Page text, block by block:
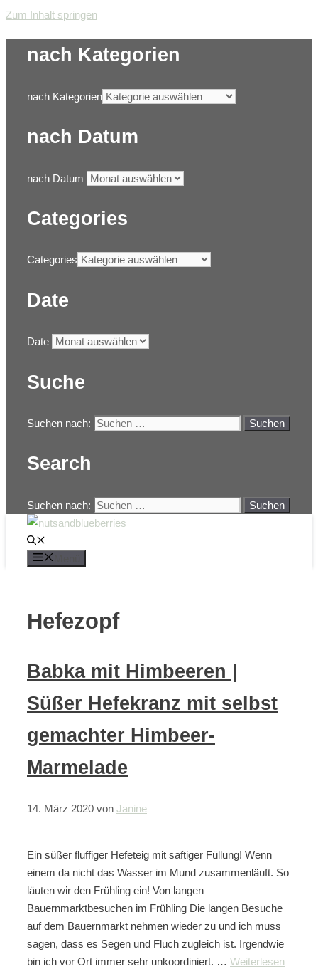
Zum Inhalt springen
nach Kategorien
nach Kategorien
nach Datum
nach Datum
Categories
Categories
Date
Date
Suche
Suchen nach:
Search
Suchen nach:
Hefezopf
Babka mit Himbeeren |
Süßer Hefekranz mit selbst
gemachter Himbeer-
Marmelade
14. März 2020 von Janine
Ein süßer fluffiger Hefeteig mit saftiger Füllung! Wenn
einem da nicht das Wasser im Mund zusammenläuft. So
läuten wir den Frühling ein! Von langen
Bauernmarktbesuchen im Frühling Die langen Besuche
auf dem Bauernmarkt nehmen wieder zu und ich muss
sagen, dass es Segen und Fluch zugleich ist. Irgendwie
bin ich vor Ort immer sehr unkoordiniert. … Weiterlesen